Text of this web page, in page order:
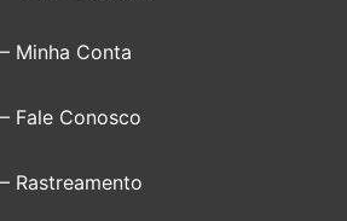
– Minha Conta
– Fale Conosco
– Rastreamento